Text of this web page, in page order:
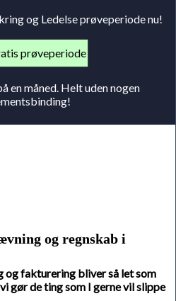
og Ledelse prøveperiode nu!
en måned. Helt uden nogen
og regnskab i
fakturering bliver så let som
gør de ting som I gerne vil slippe